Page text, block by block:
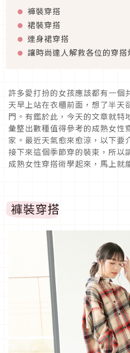
褲裝穿搭
裙裝穿搭
連身裙穿搭
讓時尚達人解救各位的穿搭
許多愛打扮的女孩應該都有一個
天早上站在衣櫃前面，想了半天
門。有鑑於此，今天的文章就特
彙整出數種值得參考的成熟女性
家。最近天氣愈來愈涼，以下要
接下來這個季節穿的裝束，所以
成熟女性穿搭術學起來，馬上就
褲裝穿搭